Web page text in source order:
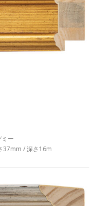
ー
37mm / 深さ16m